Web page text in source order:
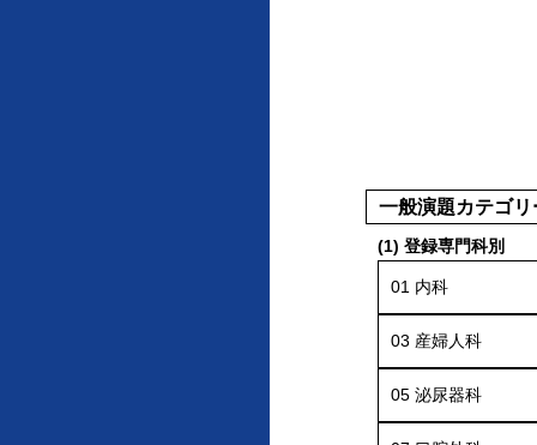
一般演題カテゴリ
(1) 登録専門科別
01 内科
03 産婦人科
05 泌尿器科